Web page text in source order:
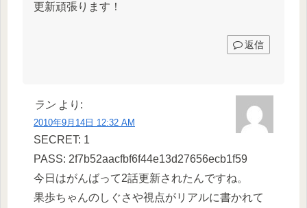
更新頑張ります！
返信
ラン より:
2010年9月14日 12:32 AM
SECRET: 1
PASS: 2f7b52aacfbf6f44e13d27656ecb1f59
今日はがんばって2話更新されたんですね。
果歩ちゃんのしぐさや視点がリアルに書かれて